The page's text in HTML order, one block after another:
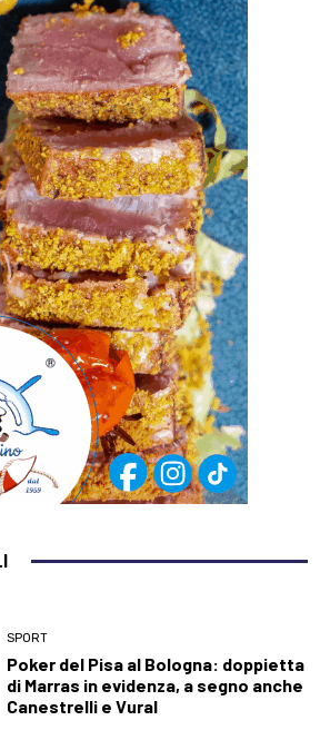
SPORT
Poker del Pisa al Bologna: doppietta
di Marras in evidenza, a segno anche
Canestrelli e Vural